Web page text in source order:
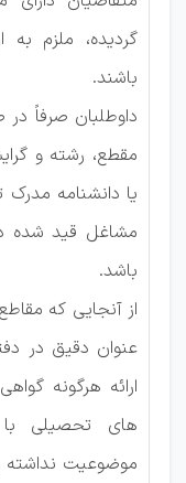
گردیده، ملزم به
باشند.
داوطلبان صرفاً
مقطع، رشته و
یا دانشنامه مدرک
مشاغل قید شده
باشد.
از آنجایی که
عنوان دقیق در
ارائه هرگونه
های تحصیلی
موضوعیت نداشته